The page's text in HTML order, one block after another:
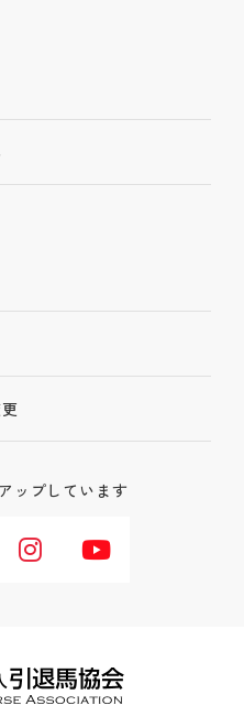
ップしています